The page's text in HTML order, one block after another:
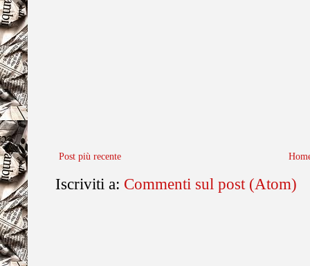
Post più recente
Iscriviti a: Commenti sul post (Atom)